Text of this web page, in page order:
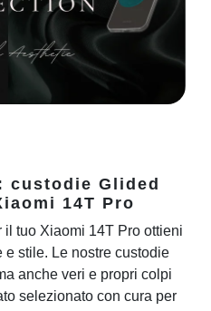
custodie Glided
14T Pro
tuo Xiaomi 14T Pro ottieni
e stile. Le nostre custodie
anche veri e propri colpi
selezionato con cura per